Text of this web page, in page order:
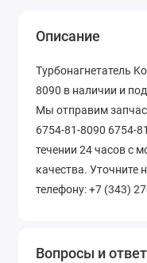
Описание
Турбонагнетатель
8090 в наличии и
Мы отправим
6754-81-8090 6754-
течении 24 часов с
качества. Уточните
телефону: +7 (343)
Вопросы и